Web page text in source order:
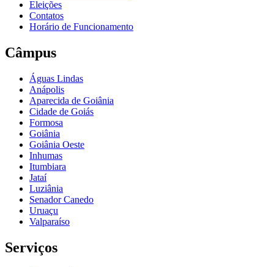
Eleições
Contatos
Horário de Funcionamento
Câmpus
Águas Lindas
Anápolis
Aparecida de Goiânia
Cidade de Goiás
Formosa
Goiânia
Goiânia Oeste
Inhumas
Itumbiara
Jataí
Luziânia
Senador Canedo
Uruaçu
Valparaíso
Serviços